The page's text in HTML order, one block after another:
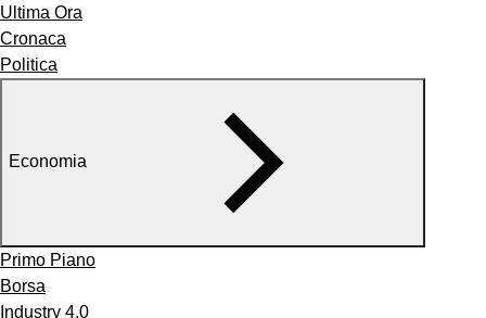
Ultima Ora
Cronaca
Politica
Economia
Primo Piano
Borsa
Industry 4.0